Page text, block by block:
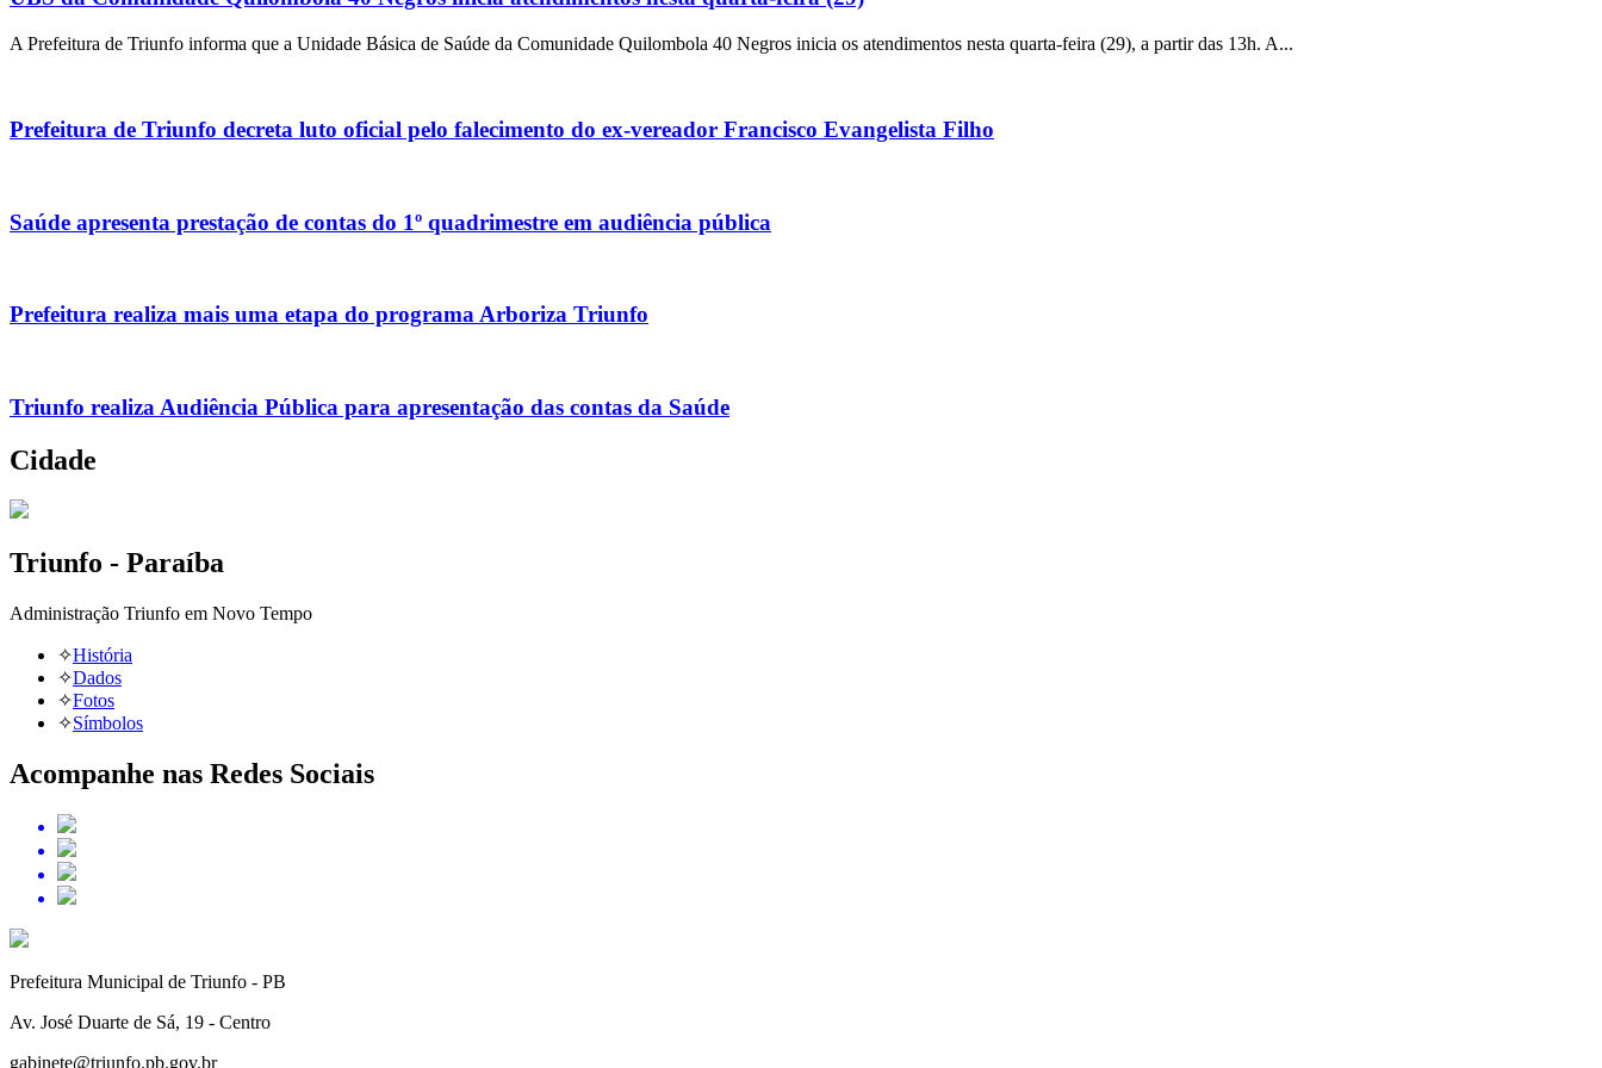
A Prefeitura de Triunfo informa que a Unidade Básica de Saúde da Comunidade Quilombola 40 Negros inicia os atendimentos nesta quarta-feira (29), a partir das 13h. A...
Prefeitura de Triunfo decreta luto oficial pelo falecimento do ex-vereador Francisco Evangelista Filho
Saúde apresenta prestação de contas do 1º quadrimestre em audiência pública
Prefeitura realiza mais uma etapa do programa Arboriza Triunfo
Triunfo realiza Audiência Pública para apresentação das contas da Saúde
Cidade
Triunfo - Paraíba
Administração Triunfo em Novo Tempo
✧História
✧Dados
✧Fotos
✧Símbolos
Acompanhe nas Redes Sociais
Prefeitura Municipal de Triunfo - PB
Av. José Duarte de Sá, 19 - Centro
gabinete@triunfo.pb.gov.br